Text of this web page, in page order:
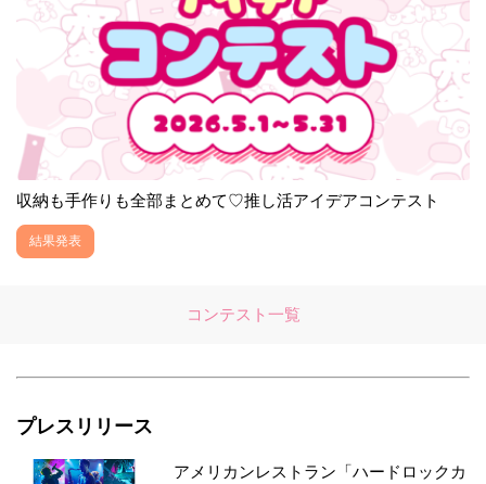
収納も手作りも全部まとめて♡推し活アイデアコンテスト
結果発表
コンテスト一覧
プレスリリース
アメリカンレストラン「ハードロックカ